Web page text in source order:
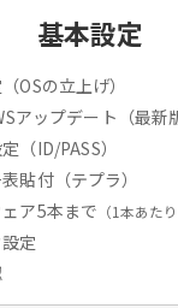
基本設定
OSの立上げ）
アップデート（最新
（ID/PASS）
貼付（テプラ）
ア5本まで （1本あた
定